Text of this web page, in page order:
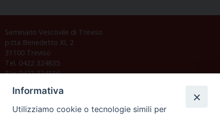
Seminario Vescovile di Treviso
p.tta Benedetto XI, 2
31100 Treviso
Tel. 0422 324835
Fax 0422 324836
C.F. 94004060268
Informativa
Utilizziamo cookie o tecnologie simili per